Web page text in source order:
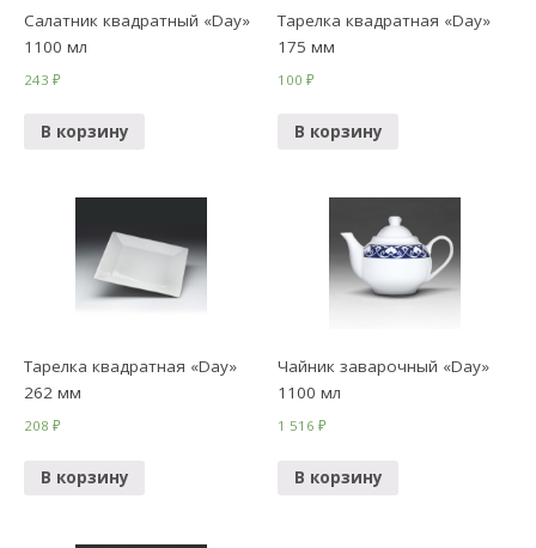
Салатник квадратный «Day»
1100 мл
243₽
В корзину
Тарелка квадратная «Day»
175 мм
100₽
В корзину
Тарелка квадратная «Day»
262 мм
208₽
В корзину
Чайник заварочный «Day»
1100 мл
1 516₽
В корзину